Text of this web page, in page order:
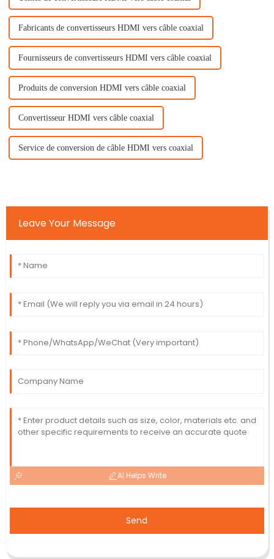
Fabricants de convertisseurs HDMI vers câble coaxial
Fournisseurs de convertisseurs HDMI vers câble coaxial
Produits de conversion HDMI vers câble coaxial
Convertisseur HDMI vers câble coaxial
Service de conversion de câble HDMI vers coaxial
Leave Your Message
AI Helps Write
Send